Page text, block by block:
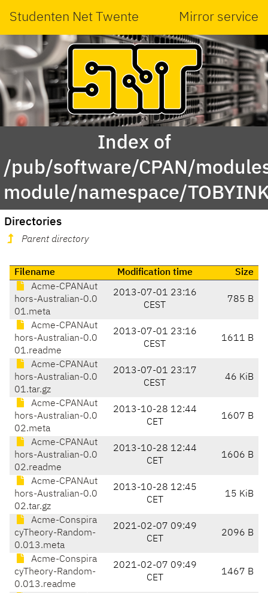
Studenten Net Twente Mirror service
Index of
/pub/software/CPAN/
module/namespace/
Directories
Parent directory
Filename Modification time
Size
Acme-CPANAut
hors-Australian-0.0
01.meta
2013-07-01 23:16
CEST
785 B
Acme-CPANAut
hors-Australian-0.0
01.readme
2013-07-01 23:16
CEST
1611 B
Acme-CPANAut
hors-Australian-0.0
01.tar.gz
2013-07-01 23:17
CEST
46 KiB
Acme-CPANAut
hors-Australian-0.0
02.meta
2013-10-28 12:44
CET
1607 B
Acme-CPANAut
hors-Australian-0.0
02.readme
2013-10-28 12:44
CET
1606 B
Acme-CPANAut
hors-Australian-0.0
02.tar.gz
2013-10-28 12:45
CET
15 KiB
Acme-Conspira
cyTheory-Random-
0.013.meta
2021-02-07 09:49
CET
2096 B
Acme-Conspira
cyTheory-Random-
0.013.readme
2021-02-07 09:49
CET
1467 B